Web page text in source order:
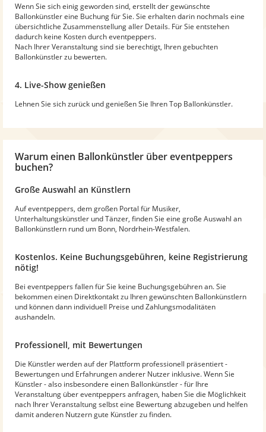
Wenn Sie sich einig geworden sind, erstellt der gewünschte
Ballonkünstler eine Buchung für Sie. Sie erhalten darin nochmals eine
übersichtliche Zusammenstellung aller Details. Für Sie entstehen
dadurch keine Kosten durch eventpeppers.
Nach Ihrer Veranstaltung sind sie berechtigt, Ihren gebuchten
Ballonkünstler zu bewerten.
4. Live-Show genießen
Lehnen Sie sich zurück und genießen Sie Ihren Top Ballonkünstler.
Warum einen Ballonkünstler über eventpeppers
buchen?
Große Auswahl an Künstlern
Auf eventpeppers, dem großen Portal für Musiker,
Unterhaltungskünstler und Tänzer, finden Sie eine große Auswahl an
Ballonkünstlern rund um Bonn, Nordrhein-Westfalen.
Kostenlos. Keine Buchungsgebühren, keine Registrierung
nötig!
Bei eventpeppers fallen für Sie keine Buchungsgebühren an. Sie
bekommen einen Direktkontakt zu Ihren gewünschten Ballonkünstlern
und können dann individuell Preise und Zahlungsmodalitäten
aushandeln.
Professionell, mit Bewertungen
Die Künstler werden auf der Plattform professionell präsentiert -
Bewertungen und Erfahrungen anderer Nutzer inklusive. Wenn Sie
Künstler - also insbesondere einen Ballonkünstler - für Ihre
Veranstaltung über eventpeppers anfragen, haben Sie die Möglichkeit
nach Ihrer Veranstaltung selbst eine Bewertung abzugeben und helfen
damit anderen Nutzern gute Künstler zu finden.